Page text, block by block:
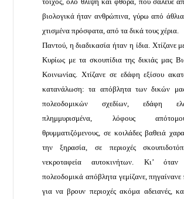
τοίχος, όλο θλίψη και φθορά, που σάλευε
βιολογικά ήταν ανθρώπινα, γύρω από
χτισμένα πρόσφατα, από τα δικά τους χέρια.
Παντού, η διαδικασία ήταν η ίδια. Χτίζανε
Κυρίως με τα σκουπίδια της δικιάς μας
Κοινωνίας. Χτίζανε σε εδάφη εξίσου
κατανάλωση: τα απόβλητα των δικών
πολεοδομικών σχεδίων, εδάφη
πλημμυρισμένα, λόφους
θρυμματιζόμενους, σε κοιλάδες βαθειά
την ξηρασία, σε περιοχές
νεκροταφεία αυτοκινήτων. Κι’
πολεοδομικά απόβλητα γεμίζανε, πηγαίνανε
για να βρουν περιοχές ακόμα αδειανές,